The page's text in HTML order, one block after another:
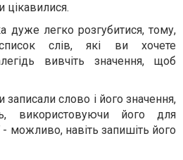
цікавилися.
дуже легко розгубитися, тому,
слів, які ви хочете
вивчіть значення, щоб
записали слово і його значення,
використовуючи його для
можливо, навіть запишіть його